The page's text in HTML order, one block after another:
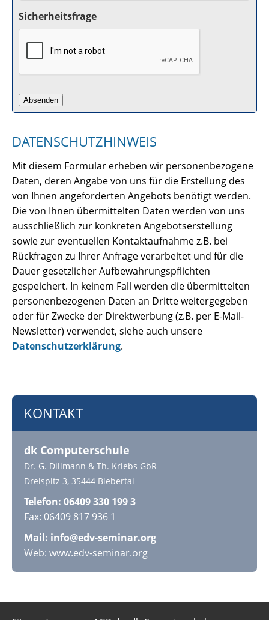
Sicherheitsfrage
DATENSCHUTZHINWEIS
Mit diesem Formular erheben wir personenbezogene
Daten, deren Angabe von uns für die Erstellung des
von Ihnen angeforderten Angebots benötigt werden.
Die von Ihnen übermittelten Daten werden von uns
ausschließlich zur konkreten Angebotserstellung
sowie zur eventuellen Kontaktaufnahme z.B. bei
Rückfragen zu Ihrer Anfrage verarbeitet und für die
Dauer gesetzlicher Aufbewahrungspflichten
gespeichert. In keinem Fall werden die übermittelten
personenbezogenen Daten an Dritte weitergegeben
oder für Zwecke der Direktwerbung (z.B. per E-Mail-
Newsletter) verwendet, siehe auch unsere
Datenschutzerklärung.
KONTAKT
dk Computerschule
Dr. G. Dillmann & Th. Kriebs GbR
Dreispitz 3, 35444 Biebertal
Telefon: 06409 330 199 3
Fax: 06409 817 936 1
Mail: info@edv-seminar.org
Web: www.edv-seminar.org